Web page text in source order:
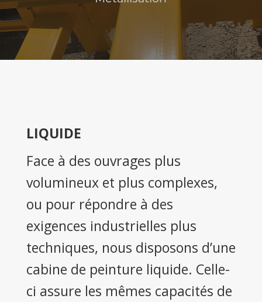
LIQUIDE
Face à des ouvrages plus
volumineux et plus complexes,
ou pour répondre à des
exigences industrielles plus
techniques, nous disposons d’une
cabine de peinture liquide. Celle-
ci assure les mêmes capacités de